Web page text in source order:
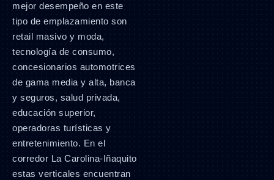
mejor desempeño en este
tipo de emplazamiento son
retail masivo y moda,
tecnología de consumo,
concesionarios automotrices
de gama media y alta, banca
y seguros, salud privada,
educación superior,
operadoras turísticas y
entretenimiento. En el
corredor La Carolina-Iñaquito
estas verticales encuentran